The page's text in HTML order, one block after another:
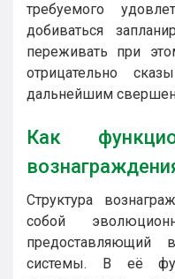
требуемого
добиваться
переживать при
отрицательно
дальнейшим
Как
Структура
собой
предоставляющий
системы. В её